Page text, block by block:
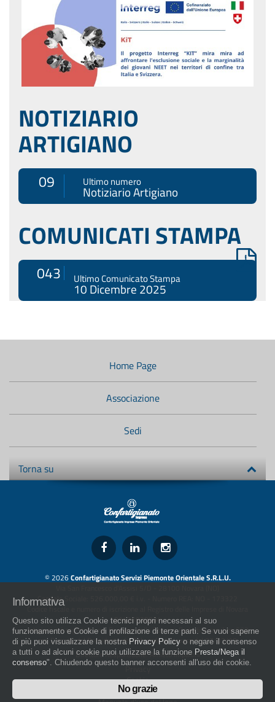
NOTIZIARIO
ARTIGIANO
09 Ultimo numero
Notiziario Artigiano
COMUNICATI STAMPA
043 Ultimo Comunicato Stampa
10 Dicembre 2025
Home Page
Associazione
Sedi
Torna su
© 2026Confartigianato Servizi Piemonte Orientale S.R.L.U.
Capitale Sociale: 526.000,00 € i.v. - Numero REA: NO - 173322
Codice fiscale e numero di iscrizione al Registro delle Imprese di Novara
01436930034
artigiani.it è registrato nel Registro della Stampa Periodica con il nr. 562
con Decreto del Presidente del Tribunale di Novara del 07/03/13
Direttore Responsabile: Amleto Impaloni
Privacy
Cookie
Whistleblowing
Informativa
Questo sito utilizza Cookie tecnici propri necessari al suo
funzionamento e Cookie di profilazione di terze parti. Se vuoi saperne
di più puoi visualizzare la nostra Privacy Policy o negare il consenso
a tutti o ad alcuni cookie puoi utilizzare la funzione Presta/Nega il
consenso". Chiudendo questo banner acconsenti all'uso dei cookie.
No grazie